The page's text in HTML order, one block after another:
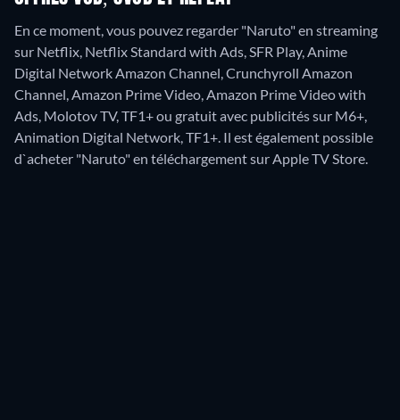
En ce moment, vous pouvez regarder "Naruto" en streaming
sur Netflix, Netflix Standard with Ads, SFR Play, Anime
Digital Network Amazon Channel, Crunchyroll Amazon
Channel, Amazon Prime Video, Amazon Prime Video with
Ads, Molotov TV, TF1+ ou gratuit avec publicités sur M6+,
Animation Digital Network, TF1+. Il est également possible
d`acheter "Naruto" en téléchargement sur Apple TV Store.